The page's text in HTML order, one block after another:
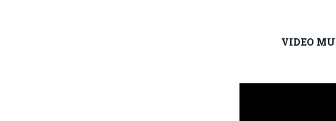
VIDEO